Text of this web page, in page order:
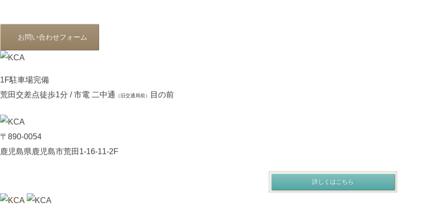
お問い合わせフォーム
1F駐車場完備
荒田交差点徒歩1分 / 市電 二中通
（旧交通局前） 目の前
〒890-0054
鹿児島県鹿児島市荒田1-16-11-2F
詳しくはこちら